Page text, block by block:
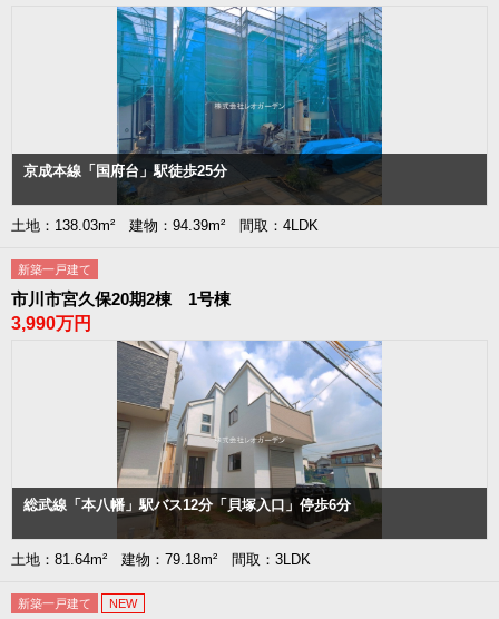
京成本線「国府台」駅徒歩25分
土地：138.03m² 建物：94.39m² 間取：4LDK
新築一戸建て
市川市宮久保20期2棟 1号棟
3,990万円
総武線「本八幡」駅バス12分「貝塚入口」停歩6分
土地：81.64m² 建物：79.18m² 間取：3LDK
新築一戸建て NEW